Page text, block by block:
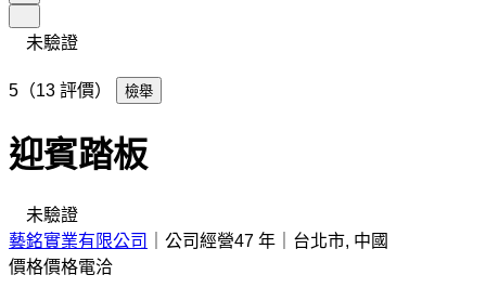
未驗證
5（13 評價） 檢舉
迎賓踏板
未驗證
藝銘實業有限公司
公司經營47 年
台北市, 中國
價格價格電洽